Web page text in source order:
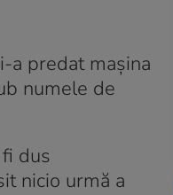
a predat mașina
numele de
dus
nicio urmă a